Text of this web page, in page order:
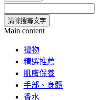
清除搜尋文字
Main content
禮物
精選推薦
肌膚保養
手部、身體
香水